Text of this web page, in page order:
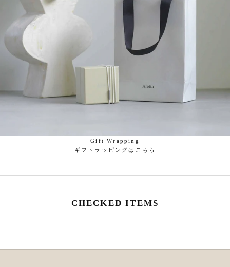
Gift Wrapping
ギフトラッピングはこちら
CHECKED ITEMS